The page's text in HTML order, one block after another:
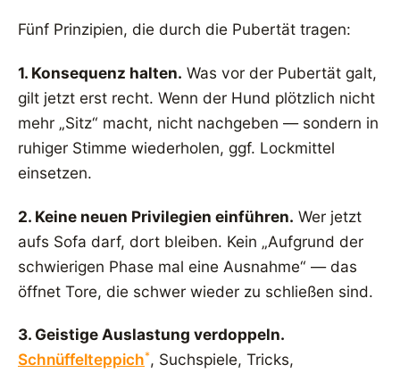
Fünf Prinzipien, die durch die Pubertät tragen:
1. Konsequenz halten. Was vor der Pubertät galt,
gilt jetzt erst recht. Wenn der Hund plötzlich nicht
mehr „Sitz“ macht, nicht nachgeben — sondern in
ruhiger Stimme wiederholen, ggf. Lockmittel
einsetzen.
2. Keine neuen Privilegien einführen. Wer jetzt
aufs Sofa darf, dort bleiben. Kein „Aufgrund der
schwierigen Phase mal eine Ausnahme“ — das
öffnet Tore, die schwer wieder zu schließen sind.
3. Geistige Auslastung verdoppeln.
Schnüffelteppich*, Suchspiele, Tricks,